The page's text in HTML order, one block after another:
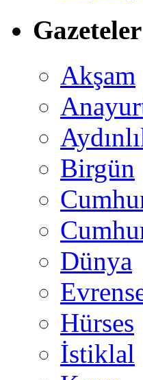
Gazeteler
Akşam
Birgün
Dünya
Hürses
İstiklal